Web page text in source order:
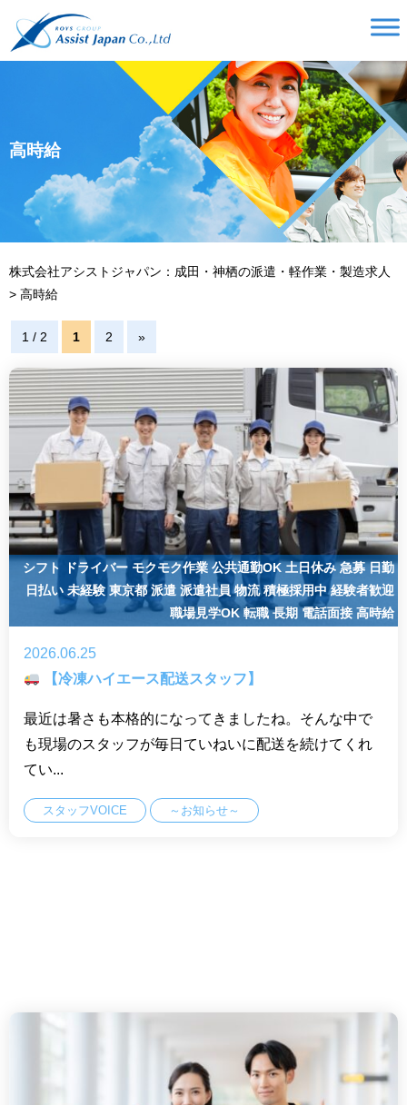
高時給
株式会社アシストジャパン：成田・神栖の派遣・軽作業・製造求人
> 高時給
1 / 2 1 2 »
シフト ドライバー モクモク作業 公共通勤OK 土日休み急募日勤
日払い 未経験 東京都派遣 派遣社員物流積極採用中経験者歓迎
職場見学OK 転職長期 電話面接 高時給
2026.06.25
【冷凍ハイエース配送スタッフ】
最近は暑さも本格的になってきましたね。そんな中で
も現場のスタッフが毎日ていねいに配送を続けてくれ
てい...
スタッフVOICE ～お知らせ～